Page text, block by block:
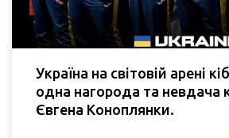
Україна на світовій арені
одна нагорода та невдача
Євгена Коноплянки.